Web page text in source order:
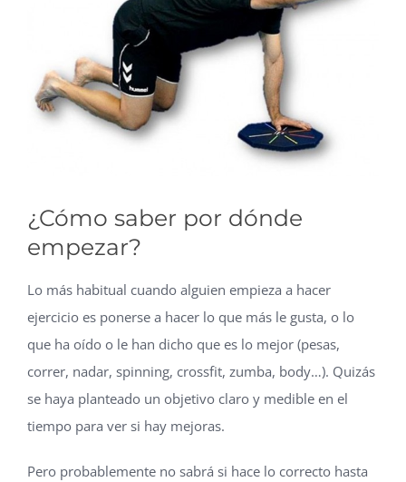
¿Cómo saber por dónde
empezar?
Lo más habitual cuando alguien empieza a hacer
ejercicio es ponerse a hacer lo que más le gusta, o lo
que ha oído o le han dicho que es lo mejor (pesas,
correr, nadar, spinning, crossfit, zumba, body…). Quizás
se haya planteado un objetivo claro y medible en el
tiempo para ver si hay mejoras.
Pero probablemente no sabrá si hace lo correcto hasta